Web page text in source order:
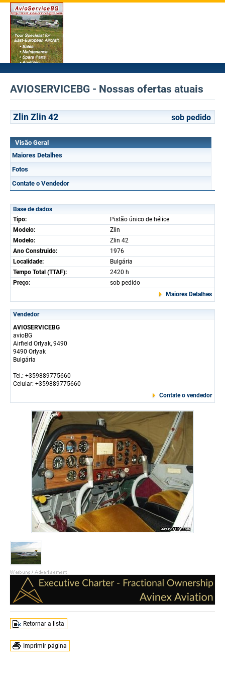
AVIOSERVICEBG - Nossas ofertas atuais
Zlin Zlin 42 sob pedido
Visão Geral
Maiores Detalhes
Fotos
Contate o Vendedor
Base de dados
Tipo:
Pistão único de hélice
Modelo:
Zlin
Modelo:
Zlin 42
Ano Construido:
1976
Localidade:
Bulgária
Tempo Total (TTAF):
2420 h
Preço:
sob pedido
Maiores Detalhes
Vendedor
AVIOSERVICEBG
avioBG
Airfield Orlyak, 9490
9490 Orlyak
Bulgária
Tel.: +359889775660
Celular: +359889775660
Contate o vendedor
Retornar a lista
Imprimir página